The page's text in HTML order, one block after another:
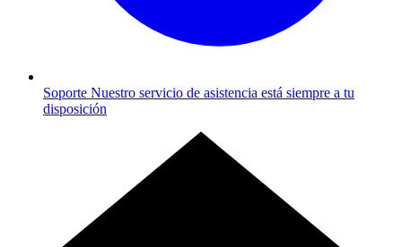
Soporte Nuestro servicio de asistencia está siempre a tu
disposición